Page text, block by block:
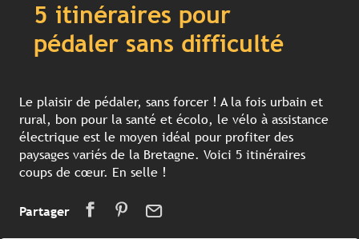
5 itinéraires pour
pédaler sans difficulté
Le plaisir de pédaler, sans forcer ! A la fois urbain et
rural, bon pour la santé et écolo, le vélo à assistance
électrique est le moyen idéal pour profiter des
paysages variés de la Bretagne. Voici 5 itinéraires
coups de cœur. En selle !
Partager